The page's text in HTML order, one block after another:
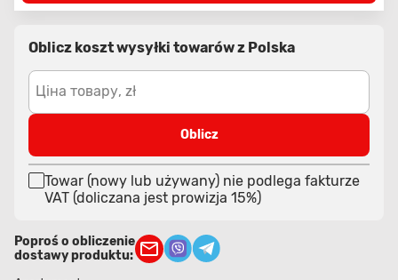
Oblicz koszt wysyłki towarów z Polska
Ціна товару, zł
Oblicz
Towar (nowy lub używany) nie podlega fakturze
VAT (doliczana jest prowizja 15%)
Poproś o obliczenie
dostawy produktu: